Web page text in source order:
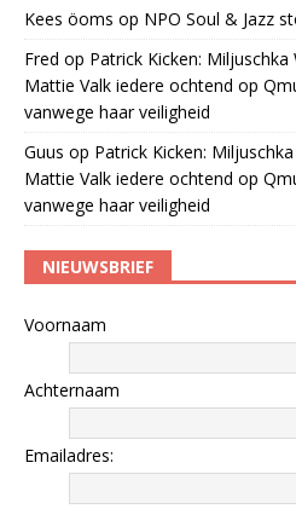
Kees öoms op NPO Soul & Jazz
Fred op Patrick Kicken:
Mattie Valk iedere ochtend op
vanwege haar veiligheid
Guus op Patrick Kicken:
Mattie Valk iedere ochtend op
vanwege haar veiligheid
NIEUWSBRIEF
Voornaam
Achternaam
Emailadres: